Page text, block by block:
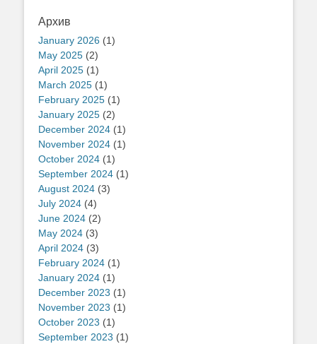
Архив
January 2026 (1)
May 2025 (2)
April 2025 (1)
March 2025 (1)
February 2025 (1)
January 2025 (2)
December 2024 (1)
November 2024 (1)
October 2024 (1)
September 2024 (1)
August 2024 (3)
July 2024 (4)
June 2024 (2)
May 2024 (3)
April 2024 (3)
February 2024 (1)
January 2024 (1)
December 2023 (1)
November 2023 (1)
October 2023 (1)
September 2023 (1)